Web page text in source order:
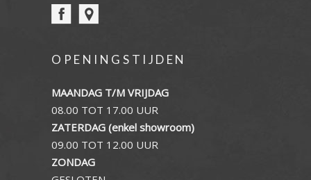
OPENINGSTIJDEN
MAANDAG T/M VRIJDAG
08.00 TOT 17.00 UUR
ZATERDAG (enkel showroom)
09.00 TOT 12.00 UUR
ZONDAG